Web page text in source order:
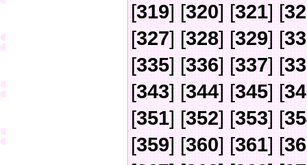
[319] [320] [321] [
[327] [328] [329] [
[335] [336] [337] [
[343] [344] [345] [
[351] [352] [353] [
[359] [360] [361] [